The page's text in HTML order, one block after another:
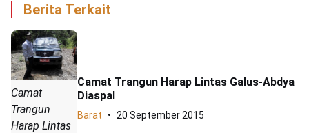
Berita Terkait
Camat
Trangun
Harap Lintas
Camat Trangun Harap Lintas Galus-Abdya
Diaspal
Barat 20 September 2015